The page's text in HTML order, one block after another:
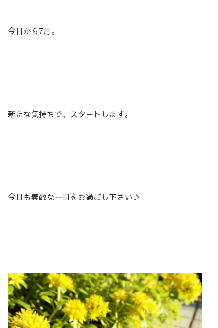
今日から7月。
新たな気持ちで、スタートします。
今日も素敵な一日をお過ごし下さい♪